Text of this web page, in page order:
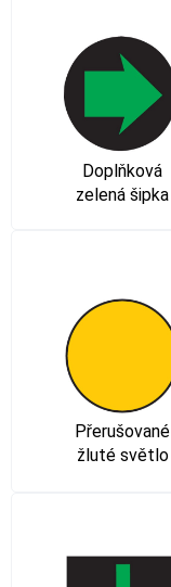
Doplňková
zelená šipka
Přerušované
žluté světlo